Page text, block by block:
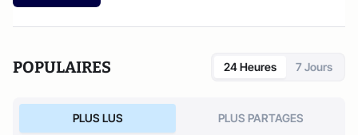
POPULAIRES 24 Heures 7 Jours
PLUS LUS PLUS PARTAGES